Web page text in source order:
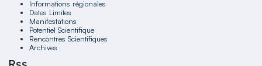
Informations régionales
Dates Limites
Manifestations
Potentiel Scientifique
Rencontres Scientifiques
Archives